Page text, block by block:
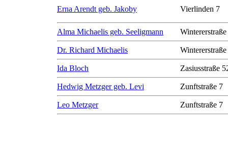
Erna Arendt geb. Jakoby Vierlinden 7
Alma Michaelis geb. Seeligmann
Dr. Richard Michaelis
Ida Bloch Zasiusstraße
Hedwig Metzger geb. Levi Zunftstraße 7
Leo Metzger Zunftstraße 7